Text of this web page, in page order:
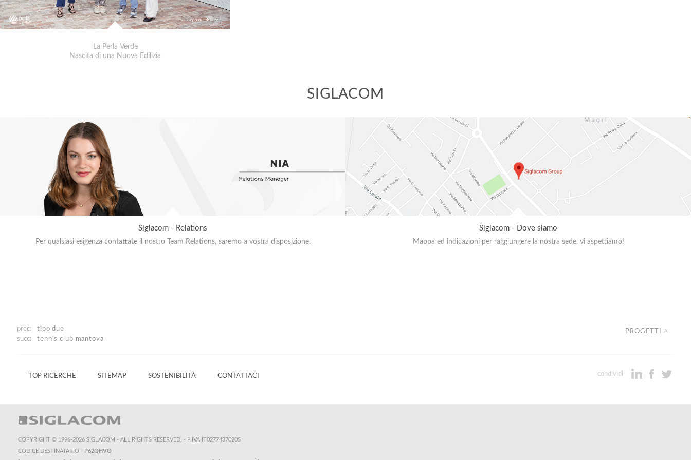
La Perla Verde
Nascita di una Nuova Edilizia
SIGLACOM
Siglacom - Relations
Per qualsiasi esigenza contattate il nostro Team Relations, saremo a vostra disposizione.
Siglacom - Dove siamo
Mappa ed indicazioni per raggiungere la nostra sede, vi aspettiamo!
prec:
tipo due
succ:
tennis club mantova
PROGETTI
TOP RICERCHE SITEMAP SOSTENIBILITÀ CONTATTACI condividi
COPYRIGHT © 1996-2026 SIGLACOM - ALL RIGHTS RESERVED. - P.IVA IT02774370205
CODICE DESTINATARIO - P62QHVQ